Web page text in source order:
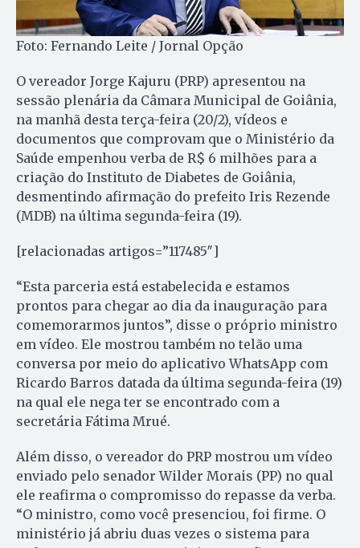
Foto: Fernando Leite / Jornal Opção
O vereador Jorge Kajuru (PRP) apresentou na
sessão plenária da Câmara Municipal de Goiânia,
na manhã desta terça-feira (20/2), vídeos e
documentos que comprovam que o Ministério da
Saúde empenhou verba de R$ 6 milhões para a
criação do Instituto de Diabetes de Goiânia,
desmentindo afirmação do prefeito Iris Rezende
(MDB) na última segunda-feira (19).
[relacionadas artigos=”117485″]
“Esta parceria está estabelecida e estamos
prontos para chegar ao dia da inauguração para
comemorarmos juntos”, disse o próprio ministro
em vídeo. Ele mostrou também no telão uma
conversa por meio do aplicativo WhatsApp com
Ricardo Barros datada da última segunda-feira (19)
na qual ele nega ter se encontrado com a
secretária Fátima Mrué.
Além disso, o vereador do PRP mostrou um vídeo
enviado pelo senador Wilder Morais (PP) no qual
ele reafirma o compromisso do repasse da verba.
“O ministro, como você presenciou, foi firme. O
ministério já abriu duas vezes o sistema para